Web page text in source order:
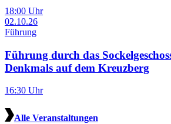
18:00 Uhr
02.10.26
Führung
Führung durch das
Denkmals auf dem Kreuzberg
16:30 Uhr
Alle Veranstaltungen